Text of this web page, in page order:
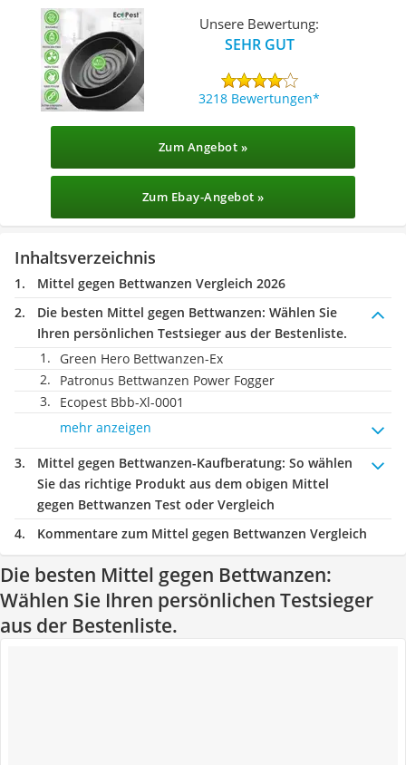
Unsere Bewertung:
SEHR GUT
3218 Bewertungen
Zum Angebot »
Zum Ebay-Angebot »
Inhaltsverzeichnis
Mittel gegen Bettwanzen Vergleich 2026
Die besten Mittel gegen Bettwanzen: Wählen Sie
Ihren persönlichen Testsieger aus der Bestenliste.
Green Hero Bettwanzen-Ex
Patronus Bettwanzen Power Fogger
Ecopest Bbb-Xl-0001
mehr anzeigen
Mittel gegen Bettwanzen-Kaufberatung: So wählen
Sie das richtige Produkt aus dem obigen Mittel
gegen Bettwanzen Test oder Vergleich
Kommentare zum Mittel gegen Bettwanzen Vergleich
Die besten Mittel gegen Bettwanzen:
Wählen Sie Ihren persönlichen Testsieger
aus der Bestenliste.